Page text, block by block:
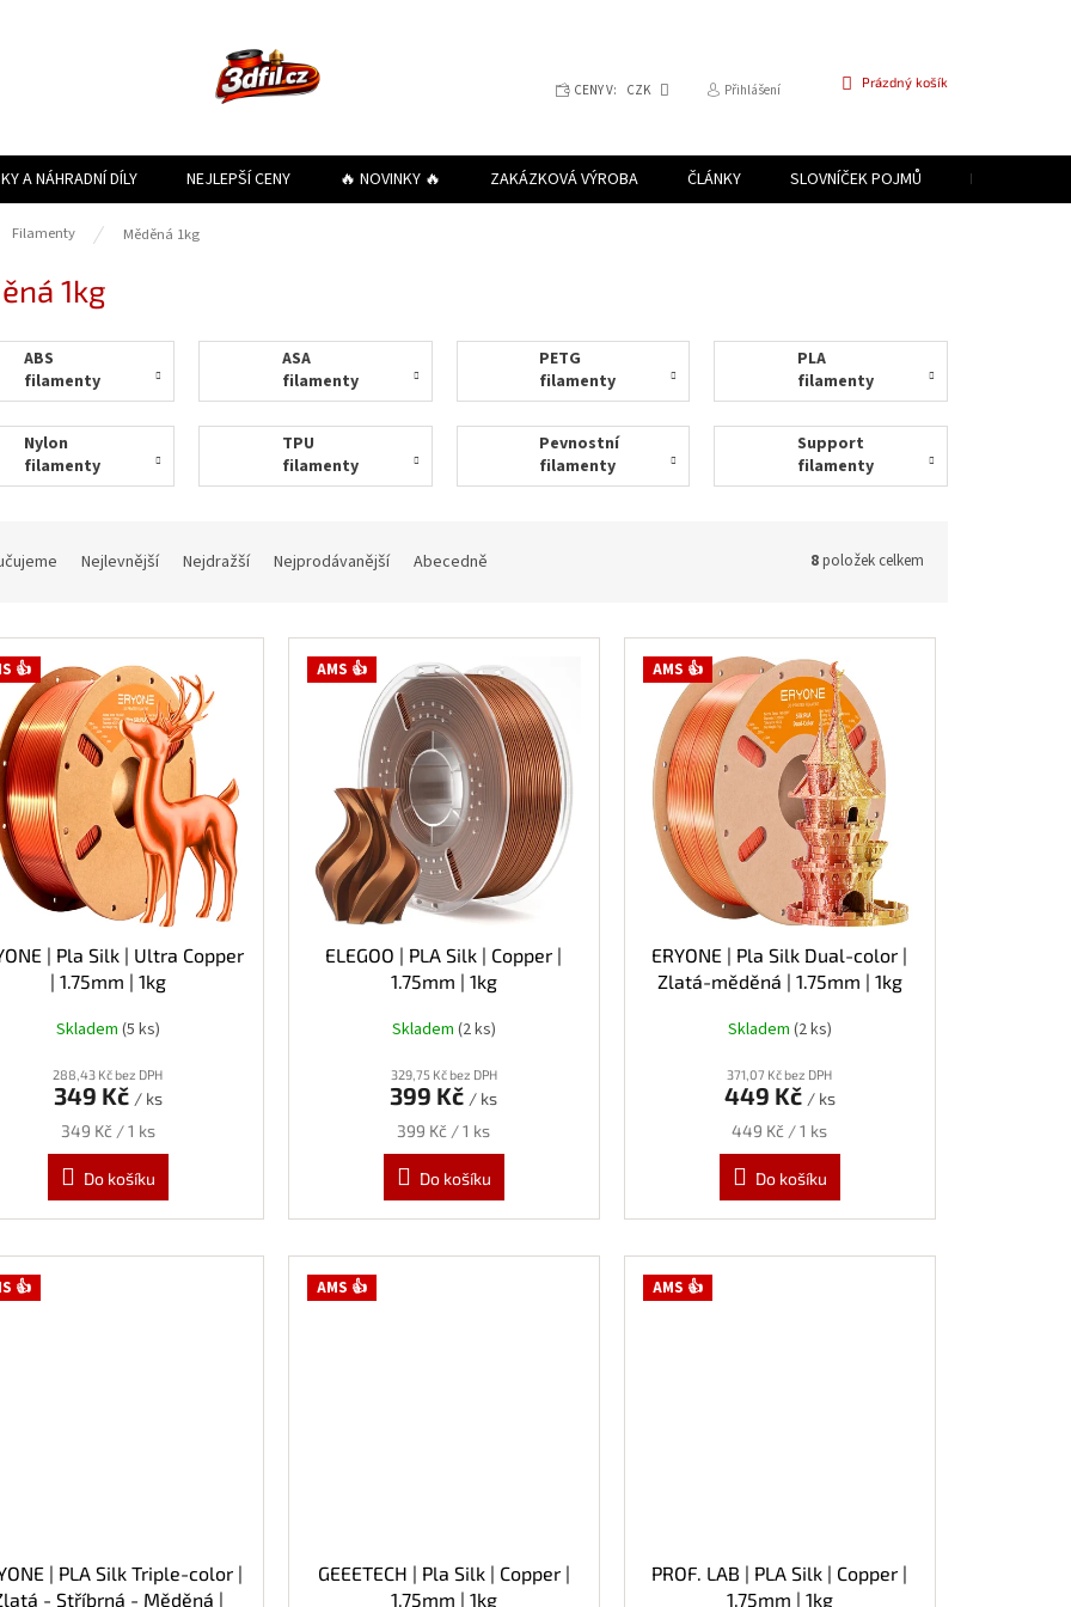
CENY V: CZK Přihlášení
NÁKUPNÍ
Prázdný košík
A NÁHRADNÍ DÍLY NEJLEPŠÍ CENY 🔥 NOVINKY 🔥 ZAKÁZKOVÁ VÝROBA ČLÁNKY SLOVNÍČEK POJMŮ PROGRAM
Filamenty Měděná 1kg
1kg
ABS
filamenty
ASA
filamenty
PETG
filamenty
PLA
filamenty
Nylon
filamenty
TPU
filamenty
Pevnostní
filamenty
Support
filamenty
Nejlevnější Nejdražší Nejprodávanější Abecedně 8položek celkem
👍
| Pla Silk | Ultra Copper
| 1.75mm | 1kg
Skladem (5 ks)
288,43 Kč bez DPH
349 Kč / ks
Měrná
cena:
349 Kč / 1 ks
Do košíku
AMS 👍
ELEGOO | PLA Silk | Copper |
1.75mm | 1kg
Skladem (2 ks)
329,75 Kč bez DPH
399 Kč / ks
Měrná
cena:
399 Kč / 1 ks
Do košíku
AMS 👍
ERYONE | Pla Silk Dual-color |
Zlatá-měděná | 1.75mm | 1kg
Skladem (2 ks)
371,07 Kč bez DPH
449 Kč / ks
Měrná
cena:
449 Kč / 1 ks
Do košíku
👍
| PLA Silk Triple-color |
- Stříbrná - Měděná |
AMS 👍
GEEETECH | Pla Silk | Copper |
1.75mm | 1kg
AMS 👍
PROF. LAB | PLA Silk | Copper |
1.75mm | 1kg